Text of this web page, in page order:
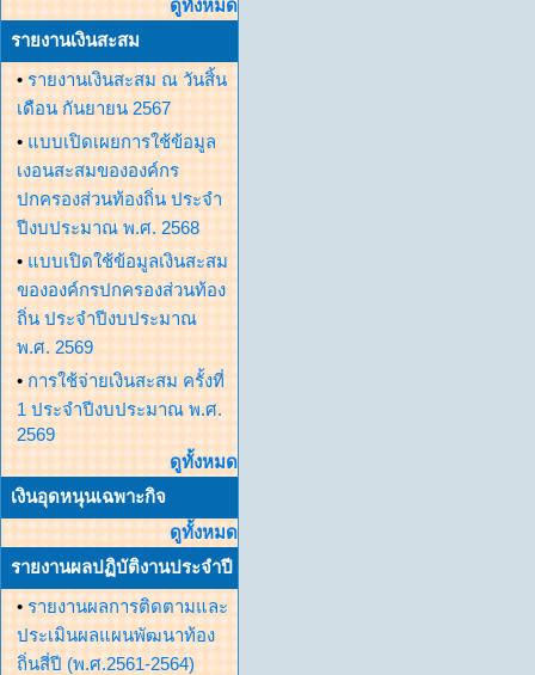
ดูทั้งหมด
รายงานเงินสะสม
• รายงานเงินสะสม ณ วันสิ้น
เดือน กันยายน 2567
• แบบเปิดเผยการใช้ข้อมูล
เงอนสะสมขององค์กร
ปกครองส่วนท้องถิ่น ประจำ
ปีงบประมาณ พ.ศ. 2568
• แบบเปิดใช้ข้อมูลเงินสะสม
ขององค์กรปกครองส่วนท้อง
ถิ่น ประจำปีงบประมาณ
พ.ศ. 2569
• การใช้จ่ายเงินสะสม ครั้งที่
1 ประจำปีงบประมาณ พ.ศ.
2569
ดูทั้งหมด
เงินอุดหนุนเฉพาะกิจ
ดูทั้งหมด
รายงานผลปฏิบัติงานประจำปี
• รายงานผลการติดตามและ
ประเมินผลแผนพัฒนาท้อง
ถิ่นสี่ปี (พ.ศ.2561-2564)